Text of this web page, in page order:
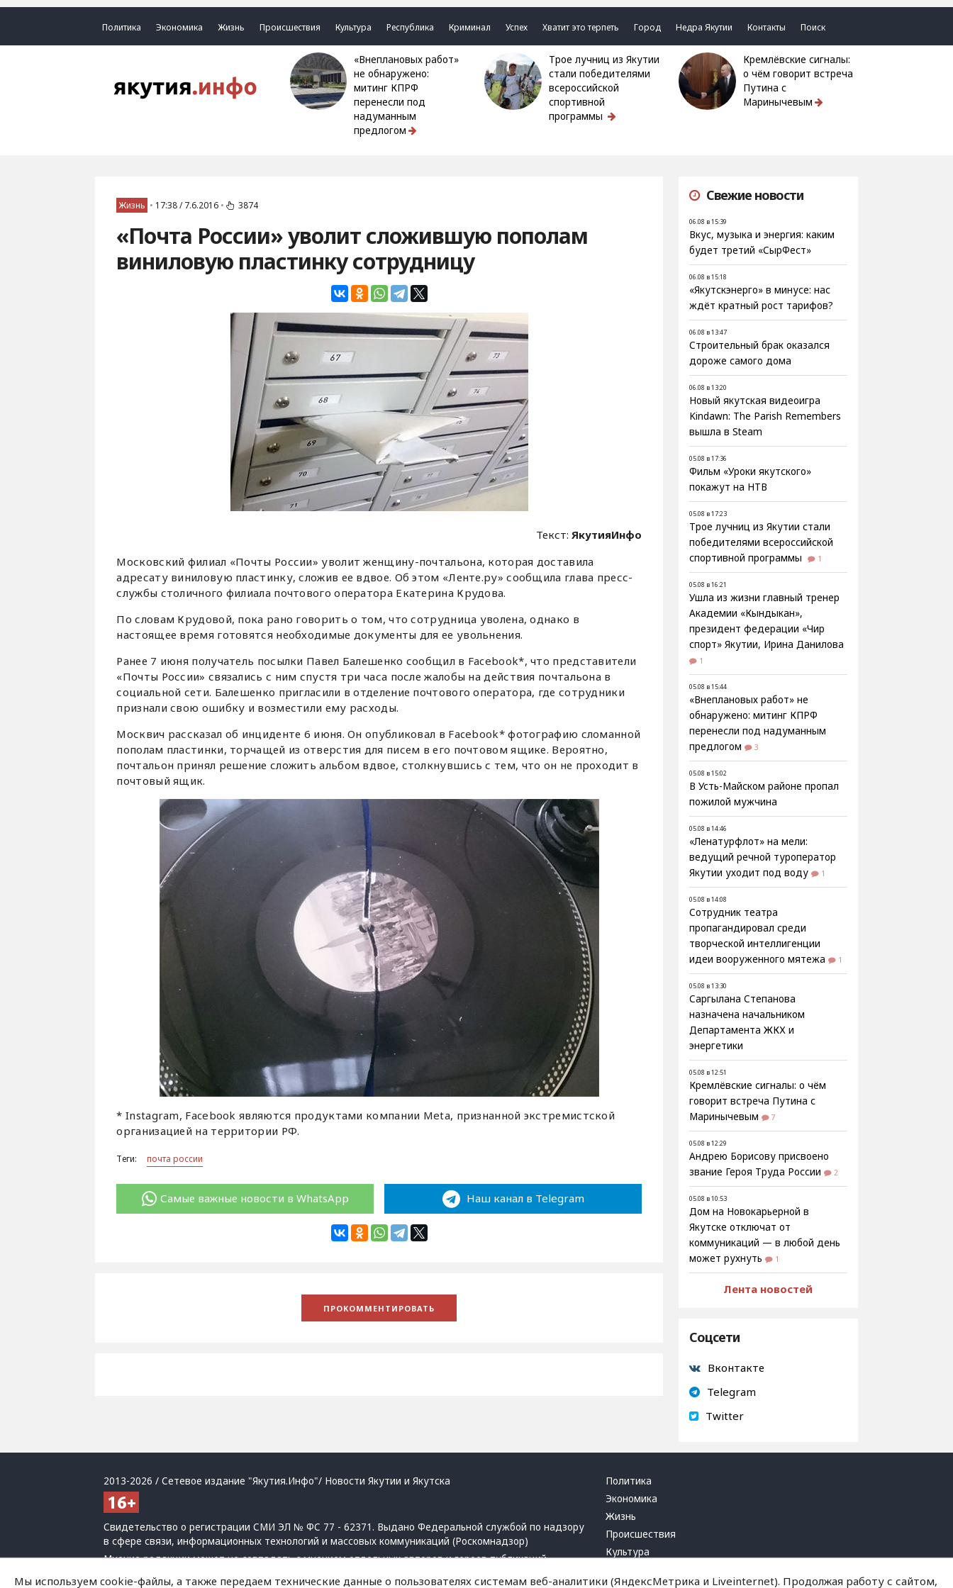
Политика Экономика Жизнь Происшествия Культура Республика Криминал Успех Хватит это терпеть Город Недра Якутии Контакты Поиск
«Внеплановых работ»
не обнаружено:
митинг КПРФ
перенесли под
надуманным
предлогом
Трое лучниц из Якутии
стали победителями
всероссийской
спортивной
программы
Кремлёвские сигналы:
о чём говорит встреча
Путина с
Маринычевым
Жизнь • 17:38 / 7.6.2016 • 3874
«Почта России» уволит сложившую пополам
виниловую пластинку сотрудницу
Текст:ЯкутияИнфо
Московский филиал «Почты России» уволит женщину-почтальона, которая доставила
адресату виниловую пластинку, сложив ее вдвое. Об этом «Ленте.ру» сообщила глава пресс-
службы столичного филиала почтового оператора Екатерина Крудова.
По словам Крудовой, пока рано говорить о том, что сотрудница уволена, однако в
настоящее время готовятся необходимые документы для ее увольнения.
Ранее 7 июня получатель посылки Павел Балешенко сообщил в Facebook*, что представители
«Почты России» связались с ним спустя три часа после жалобы на действия почтальона в
социальной сети. Балешенко пригласили в отделение почтового оператора, где сотрудники
признали свою ошибку и возместили ему расходы.
Москвич рассказал об инциденте 6 июня. Он опубликовал в Facebook* фотографию сломанной
пополам пластинки, торчащей из отверстия для писем в его почтовом ящике. Вероятно,
почтальон принял решение сложить альбом вдвое, столкнувшись с тем, что он не проходит в
почтовый ящик.
* Instagram, Facebook являются продуктами компании Meta, признанной экстремистской
организацией на территории РФ.
Теги: почта россии
Самые важные новости в WhatsApp Наш канал в Telegram
Свежие новости
06.08 в 15:39
Вкус, музыка и энергия: каким
будет третий «СырФест»
06.08 в 15:18
«Якутскэнерго» в минусе: нас
ждёт кратный рост тарифов?
06.08 в 13:47
Строительный брак оказался
дороже самого дома
06.08 в 13:20
Новый якутская видеоигра
Kindawn: The Parish Remembers
вышла в Steam
05.08 в 17:36
Фильм «Уроки якутского»
покажут на НТВ
05.08 в 17:23
Трое лучниц из Якутии стали
победителями всероссийской
спортивной программы
1
05.08 в 16:21
Ушла из жизни главный тренер
Академии «Кындыкан»,
президент федерации «Чир
спорт» Якутии, Ирина Данилова
1
05.08 в 15:44
«Внеплановых работ» не
обнаружено: митинг КПРФ
перенесли под надуманным
предлогом
3
05.08 в 15:02
В Усть-Майском районе пропал
пожилой мужчина
05.08 в 14:46
«Ленатурфлот» на мели:
ведущий речной туроператор
Якутии уходит под воду
1
05.08 в 14:08
Сотрудник театра
пропагандировал среди
творческой интеллигенции
идеи вооруженного мятежа
1
05.08 в 13:30
Саргылана Степанова
назначена начальником
Департамента ЖКХ и
энергетики
05.08 в 12:51
Кремлёвские сигналы: о чём
говорит встреча Путина с
Маринычевым
7
05.08 в 12:29
Андрею Борисову присвоено
звание Героя Труда России
2
05.08 в 10:53
Дом на Новокарьерной в
Якутске отключат от
коммуникаций — в любой день
может рухнуть
1
Лента новостей
Соцсети
Вконтакте
Telegram
Twitter
2013-2026 / Сетевое издание "Якутия.Инфо"/ Новости Якутии и Якутска
Свидетельство о регистрации СМИ ЭЛ № ФС 77 - 62371. Выдано Федеральной службой по надзору
в сфере связи, информационных технологий и массовых коммуникаций (Роскомнадзор)
Мнение редакции может не совпадать с мнением отдельных авторов и героев публикаций.
При использовании материалов обязательна активная ссылка на сайт.
Политика
Экономика
Жизнь
Происшествия
Культура
Мы используем cookie-файлы, а также передаем технические данные о пользователях системам веб-аналитики (ЯндексМетрика и Liveinternet). Продолжая работу с сайтом,